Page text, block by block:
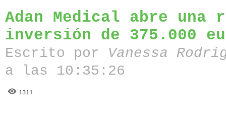
Adan Medical abre una
inversión de 375.000
Escrito por Vanessa
a las 10:35:26
1311